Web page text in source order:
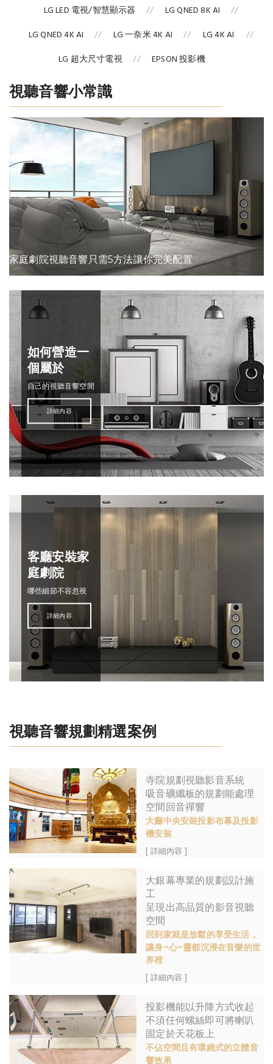
LG LED 電視/智慧顯示器
LG QNED 8K AI
LG QNED 4K AI
LG 一奈米 4K AI
LG 4K AI
LG 超大尺寸電視
EPSON 投影機
視聽音響小常識
家庭劇院視聽音響只需5方法讓你完美配置
如何營造一
個屬於
自己的視聽音響空間
詳細內容
客廳安裝家
庭劇院
哪些細節不容忽視
詳細內容
視聽音響規劃精選案例
寺院規劃視聽影音系統
吸音礦纖板的規劃能處理
空間回音禪響
大廳中央安裝投影布幕及投影
機安裝
[ 詳細內容 ]
大銀幕專業的規劃設計施
工
呈現出高品質的影音視聽
空間
回到家就是放鬆的享受生活，
讓身~心~靈都沉浸在音樂的世
界裡
[ 詳細內容 ]
投影機能以升降方式收起
不須任何螺絲即可將喇叭
固定於天花板上
不佔空間且有環繞式的立體音
響效果